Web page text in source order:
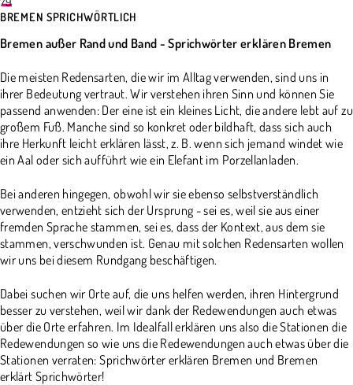
BREMEN SPRICHWÖRTLICH
Bremen außer Rand und Band - Sprichwörter erklären Bremen
Die meisten Redensarten, die wir im Alltag verwenden, sind uns in
ihrer Bedeutung vertraut. Wir verstehen ihren Sinn und können Sie
passend anwenden: Der eine ist ein kleines Licht, die andere lebt auf zu
großem Fuß. Manche sind so konkret oder bildhaft, dass sich auch
ihre Herkunft leicht erklären lässt, z. B. wenn sich jemand windet wie
ein Aal oder sich aufführt wie ein Elefant im Porzellanladen.
Bei anderen hingegen, obwohl wir sie ebenso selbstverständlich
verwenden, entzieht sich der Ursprung - sei es, weil sie aus einer
fremden Sprache stammen, sei es, dass der Kontext, aus dem sie
stammen, verschwunden ist. Genau mit solchen Redensarten wollen
wir uns bei diesem Rundgang beschäftigen.
Dabei suchen wir Orte auf, die uns helfen werden, ihren Hintergrund
besser zu verstehen, weil wir dank der Redewendungen auch etwas
über die Orte erfahren. Im Idealfall erklären uns also die Stationen die
Redewendungen so wie uns die Redewendungen auch etwas über die
Stationen verraten: Sprichwörter erklären Bremen und Bremen
erklärt Sprichwörter!